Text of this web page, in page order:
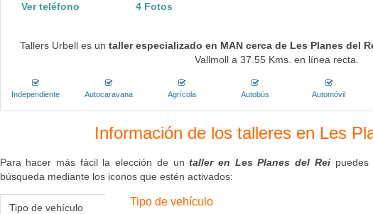
Ver teléfono 4 Fotos
Tallers Urbell es un taller especializado en MAN cerca de Les Planes del
Vallmoll a 37.55 Kms. en línea recta.
Independiente Autocaravana Agrícola Autobús Automóvil
Información de los talleres en Les
Para hacer más fácil la elección de untaller en Les Planes del Reipuedes
búsqueda mediante los iconos que estén activados:
Tipo de vehículo Tipo de vehículo